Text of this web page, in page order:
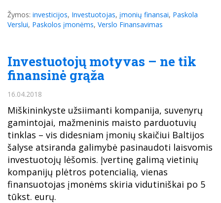
Žymos: investicijos, Investuotojas, įmonių finansai, Paskola
Verslui, Paskolos įmonėms, Verslo Finansavimas
Investuotojų motyvas – ne tik
finansinė grąža
16.04.2018
Miškininkyste užsiimanti kompanija, suvenyrų
gamintojai, mažmeninis maisto parduotuvių
tinklas – vis didesniam įmonių skaičiui Baltijos
šalyse atsiranda galimybė pasinaudoti laisvomis
investuotojų lėšomis. Įvertinę galimą vietinių
kompanijų plėtros potencialią, vienas
finansuotojas įmonėms skiria vidutiniškai po 5
tūkst. eurų.